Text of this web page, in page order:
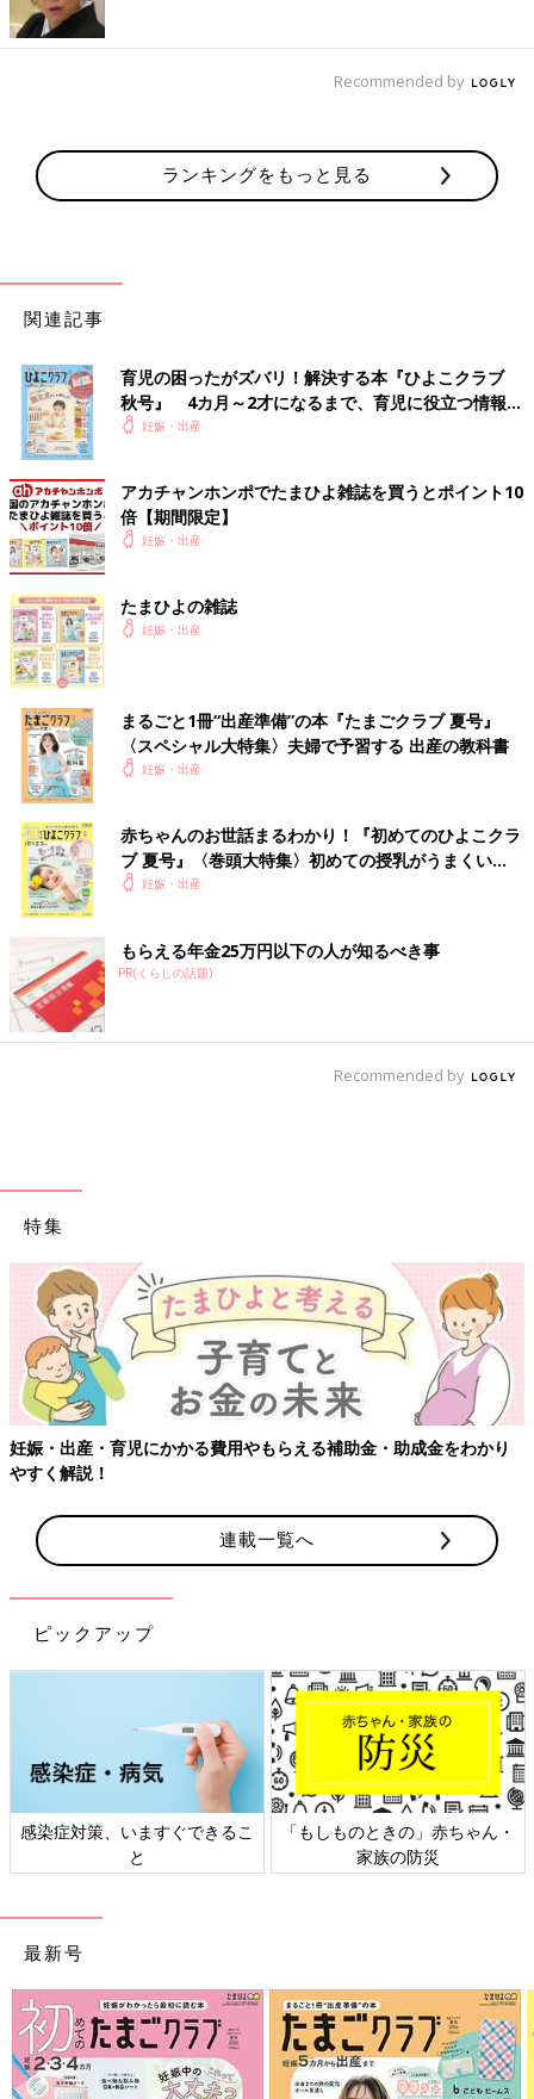
Recommended by
ランキングをもっと見る
関連記事
育児の困ったがズバリ！解決する本『ひよこクラブ
秋号』 4カ月～2才になるまで、育児に役立つ情報が
いっぱい！
妊娠・出産
アカチャンホンポでたまひよ雑誌を買うとポイント10
倍【期間限定】
妊娠・出産
たまひよの雑誌
妊娠・出産
まるごと1冊“出産準備”の本『たまごクラブ 夏号』
〈スペシャル大特集〉夫婦で予習する 出産の教科書
妊娠・出産
赤ちゃんのお世話まるわかり！『初めてのひよこクラ
ブ 夏号』〈巻頭大特集〉初めての授乳がうまくい
く！ おっぱい・ミルクの基本と夏のトラブル 解決テ
妊娠・出産
もらえる年金25万円以下の人が知るべき事
PR(くらしの話題)
Recommended by
特集
・助成金をわかり
【ワクチン接種できるものも】妊婦の感染症
連載一覧へ
ピックアップ
ものときの」赤ちゃん・
日本外来小児科学会リーフレッ
ト検討会
六星
最新号